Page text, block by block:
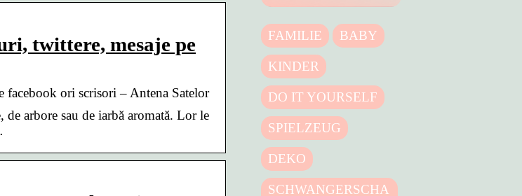
twittere, mesaje pe
facebook ori scrisori – Antena Satelor
arbore sau de iarbă aromată. Lor le
FAMILIE BABY
KINDER
DO IT YOURSELF
SPIELZEUG
DEKO
SCHWANGERSCHA